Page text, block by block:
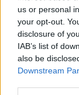
us or personal
your opt-out.
disclosure of
IAB’s list of
also be
Downstream
Cseke Péter
kapcsolatát
fedezte fel újra
e közös cél?